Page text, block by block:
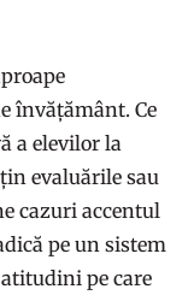
învățământ. Ce
a elevilor la
evaluările sau
cazuri accentul
pe un sistem
pe care